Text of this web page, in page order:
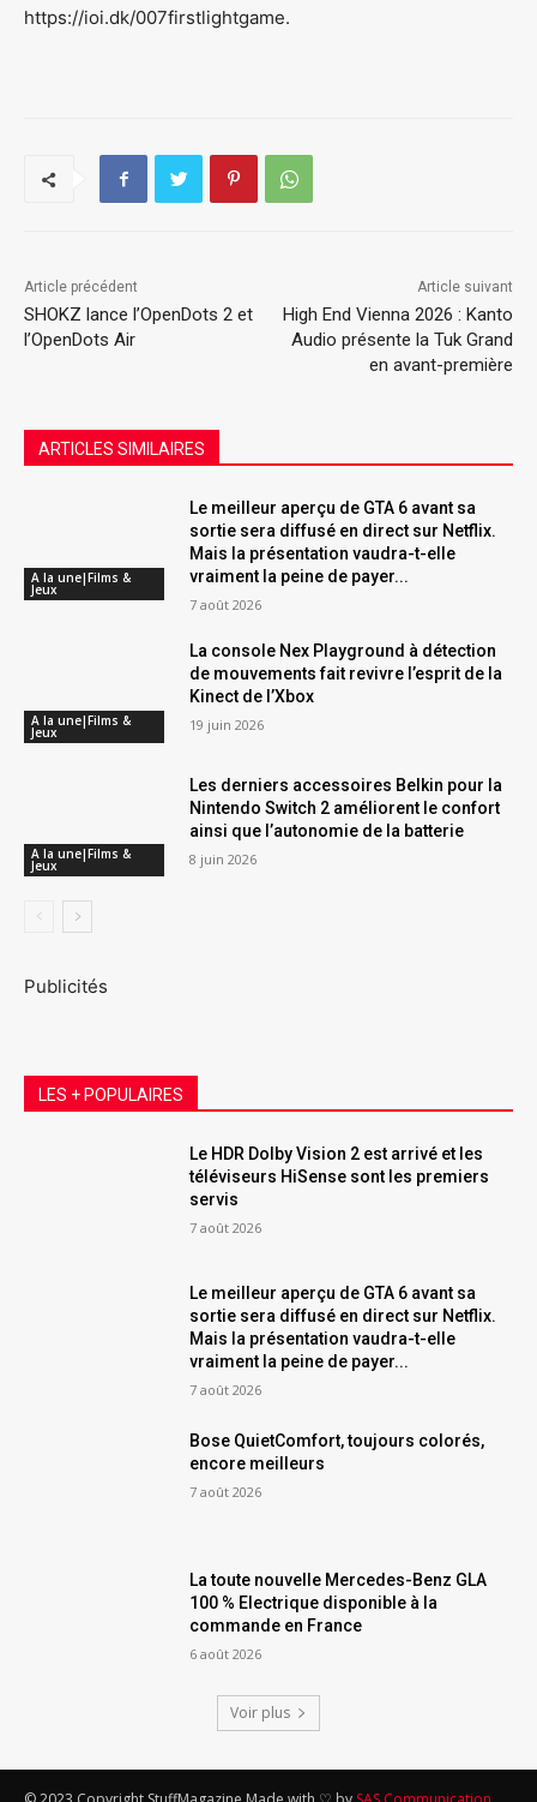
https://ioi.dk/007firstlightgame.
Article précédent
SHOKZ lance l’OpenDots 2 et
l’OpenDots Air
Article suivant
High End Vienna 2026 : Kanto
Audio présente la Tuk Grand
en avant-première
ARTICLES SIMILAIRES
A la une|Films &
Jeux
Le meilleur aperçu de GTA 6 avant sa
sortie sera diffusé en direct sur Netflix.
Mais la présentation vaudra-t-elle
vraiment la peine de payer...
7 août 2026
A la une|Films &
Jeux
La console Nex Playground à détection
de mouvements fait revivre l’esprit de la
Kinect de l’Xbox
19 juin 2026
A la une|Films &
Jeux
Les derniers accessoires Belkin pour la
Nintendo Switch 2 améliorent le confort
ainsi que l’autonomie de la batterie
8 juin 2026
Publicités
LES + POPULAIRES
Le HDR Dolby Vision 2 est arrivé et les
téléviseurs HiSense sont les premiers
servis
7 août 2026
Le meilleur aperçu de GTA 6 avant sa
sortie sera diffusé en direct sur Netflix.
Mais la présentation vaudra-t-elle
vraiment la peine de payer...
7 août 2026
Bose QuietComfort, toujours colorés,
encore meilleurs
7 août 2026
La toute nouvelle Mercedes-Benz GLA
100 % Electrique disponible à la
commande en France
6 août 2026
Voir plus